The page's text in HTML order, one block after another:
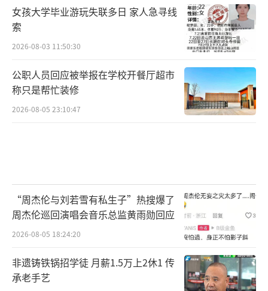
女孩大学毕业游玩失联多日 家人急寻线
索
2026-08-03 11:50:30
公职人员回应被举报在学校开餐厅超市
称只是帮忙装修
2026-08-05 23:10:47
“周杰伦与刘若雪有私生子”热搜爆了
周杰伦巡回演唱会音乐总监黄雨勋回应
2026-08-05 18:24:20
非遗铸铁锅招学徒 月薪1.5万上2休1 传
承老手艺